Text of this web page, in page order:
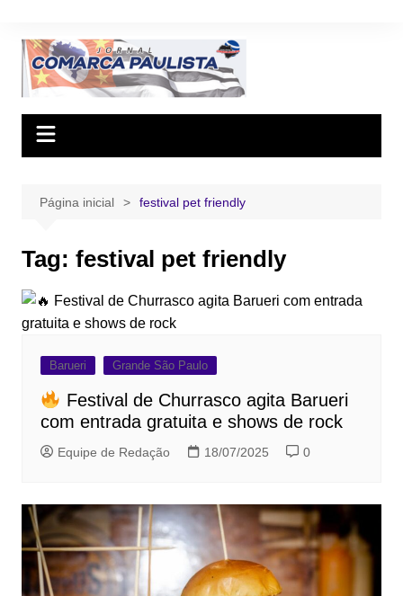
conteúdo
Página inicial festival pet friendly
Tag: festival pet friendly
Barueri Grande São Paulo
Festival de Churrasco agita Barueri
com entrada gratuita e shows de rock
Equipe de Redação 18/07/2025 0